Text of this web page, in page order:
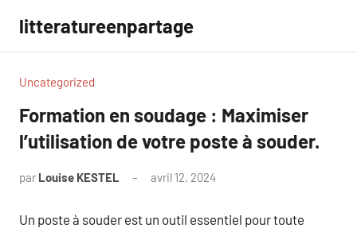
contenu
litteratureenpartage
Uncategorized
Formation en soudage : Maximiser
l’utilisation de votre poste à souder.
par Louise KESTEL avril 12, 2024
Un poste à souder est un outil essentiel pour toute